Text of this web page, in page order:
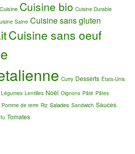
Cuisine Cuisine bio Cuisine Durable
Saine Cuisine sans gluten
Cuisine sans oeuf
Curry Desserts États-Unis
Légumes Lentilles Noël Oignons Pâté Pâtes
Pomme de terre Riz Salades Sandwich Sauces
Tomates